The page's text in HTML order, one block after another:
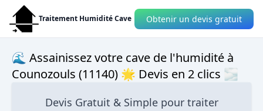
Traitement Humidité Cave Obtenir un devis gratuit
🌊 Assainissez votre cave de l'humidité à
Counozouls (11140) 🌟 Devis en 2 clics 🌫
Devis Gratuit & Simple pour traiter